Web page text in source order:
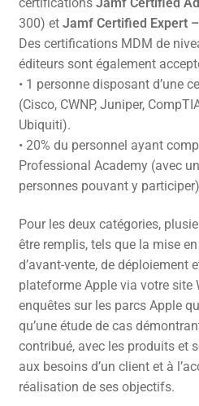
300) et Jamf Certified Expert
Des certifications MDM de
éditeurs sont également
• 1 personne disposant d’une
(Cisco, CWNP, Juniper,
Ubiquiti).
• 20% du personnel ayant
Professional Academy (avec
personnes pouvant y
Pour les deux catégories,
être remplis, tels que la mise
d’avant-vente, de déploiement
plateforme Apple via votre site
enquêtes sur les parcs Apple
qu’une étude de cas
contribué, avec les produits et
aux besoins d’un client et à
réalisation de ses objectifs.